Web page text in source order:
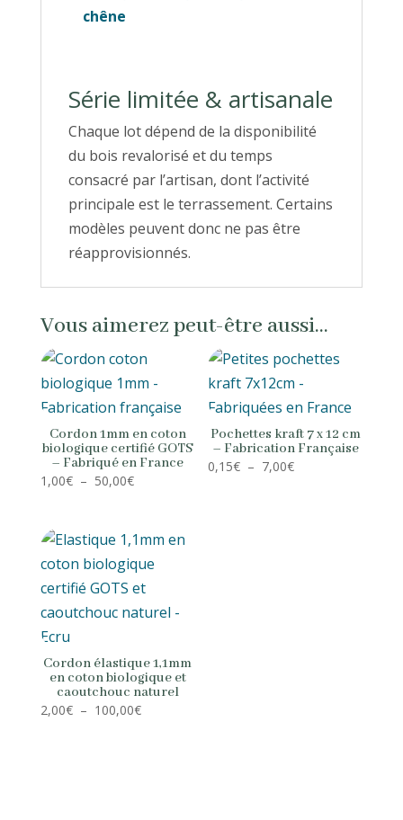
chêne
Série limitée & artisanale
Chaque lot dépend de la disponibilité
du bois revalorisé et du temps
consacré par l’artisan, dont l’activité
principale est le terrassement. Certains
modèles peuvent donc ne pas être
réapprovisionnés.
Vous aimerez peut-être aussi…
Cordon 1mm en coton
biologique certifié GOTS
– Fabriqué en France
1,00€ – 50,00€Plage
1,00€
à
50,00€
Pochettes kraft 7 x 12 cm
– Fabrication Française
0,15€ – 7,00€Plage
Cordon élastique 1,1mm
en coton biologique et
caoutchouc naturel
2,00€ – 100,00€Plage